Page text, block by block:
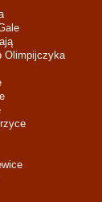
Olimpijczyka